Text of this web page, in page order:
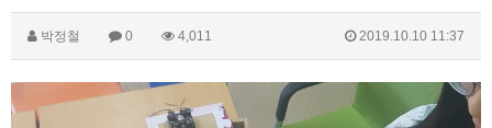
박정철 0 4,011 2019.10.10 11:37